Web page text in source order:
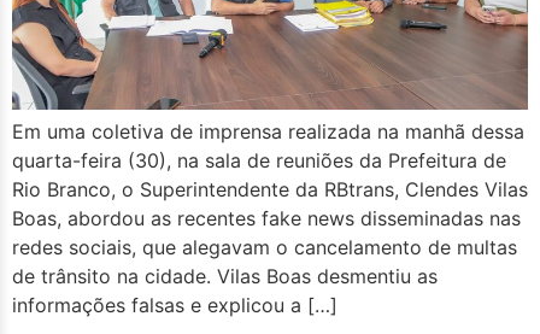
Em uma coletiva de imprensa realizada na manhã dessa
quarta-feira (30), na sala de reuniões da Prefeitura de
Rio Branco, o Superintendente da RBtrans, Clendes Vilas
Boas, abordou as recentes fake news disseminadas nas
redes sociais, que alegavam o cancelamento de multas
de trânsito na cidade. Vilas Boas desmentiu as
informações falsas e explicou a […]